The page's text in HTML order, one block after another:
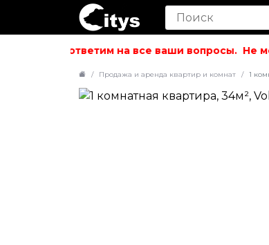
ответим на все ваши вопросы. Не
Продажа и аренда квартир и комнат 1